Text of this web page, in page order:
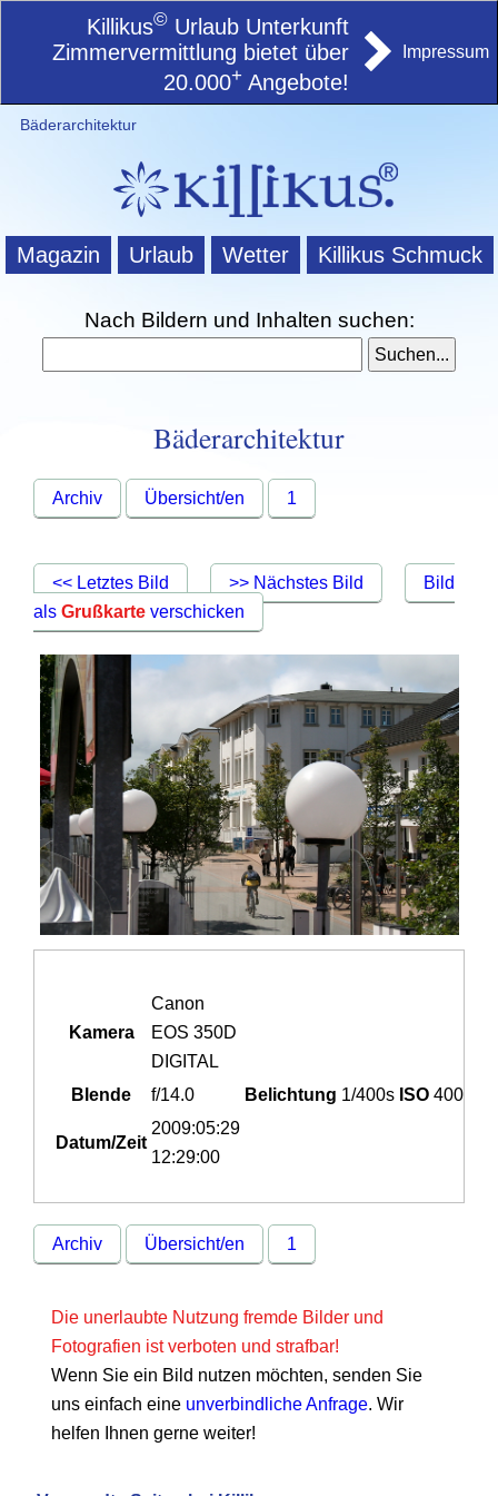
Killikus© Urlaub Unterkunft
Zimmervermittlung bietet über
20.000+ Angebote!
Impressum
Bäderarchitektur
Magazin Urlaub Wetter Killikus Schmuck
Nach Bildern und Inhalten suchen:
Bäderarchitektur
Archiv Übersicht/en 1
<< Letztes Bild >> Nächstes Bild
Bild
alsGrußkarte verschicken
Kamera
Canon
EOS 350D
DIGITAL
Blende
f/14.0 Belichtung 1/400s ISO 400
Datum/Zeit
2009:05:29
12:29:00
Archiv Übersicht/en 1
Die unerlaubte Nutzung fremde Bilder und
Fotografien ist verboten und strafbar!
Wenn Sie ein Bild nutzen möchten, senden Sie
uns einfach eine unverbindliche Anfrage. Wir
helfen Ihnen gerne weiter!